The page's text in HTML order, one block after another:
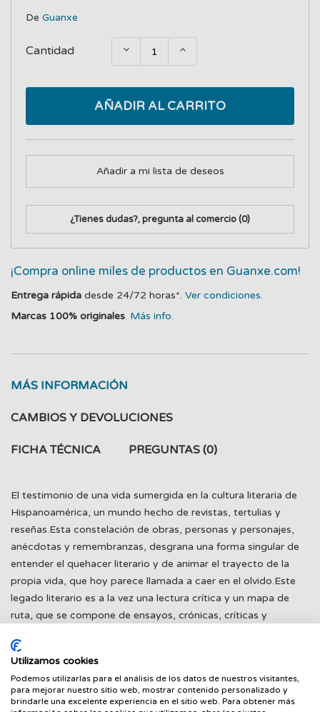
De Guanxe
Cantidad
AÑADIR AL CARRITO
Añadir a mi lista de deseos
¿Tienes dudas?, pregunta al comercio(0)
¡Compra online miles de productos en Guanxe.com!
Entrega rápida desde 24/72 horas*. Ver condiciones.
Marcas 100% originales. Más info.
MÁS INFORMACIÓN
CAMBIOS Y DEVOLUCIONES
FICHA TÉCNICA PREGUNTAS (0)
El testimonio de una vida sumergida en la cultura literaria de
Hispanoamérica, un mundo hecho de revistas, tertulias y
reseñas.Esta constelación de obras, personas y personajes,
anécdotas y remembranzas, desgrana una forma singular de
entender el quehacer literario y de animar el trayecto de la
propia vida, que hoy parece llamada a caer en el olvido.Este
legado literario es a la vez una lectura crítica y un mapa de
ruta, que se compone de ensayos, crónicas, críticas y
de Laclos a Constantino Cavafis, de Lionel Trilling a George
Steiner, de Silvina Ocampo a Ida Vitale, de Luis Cernuda a
Josep Pla, de Clarice Lispector a Octavio Paz.
Utilizamos cookies
Podemos utilizarlas para el análisis de los datos de nuestros visitantes,
para mejorar nuestro sitio web, mostrar contenido personalizado y
brindarle una excelente experiencia en el sitio web. Para obtener más